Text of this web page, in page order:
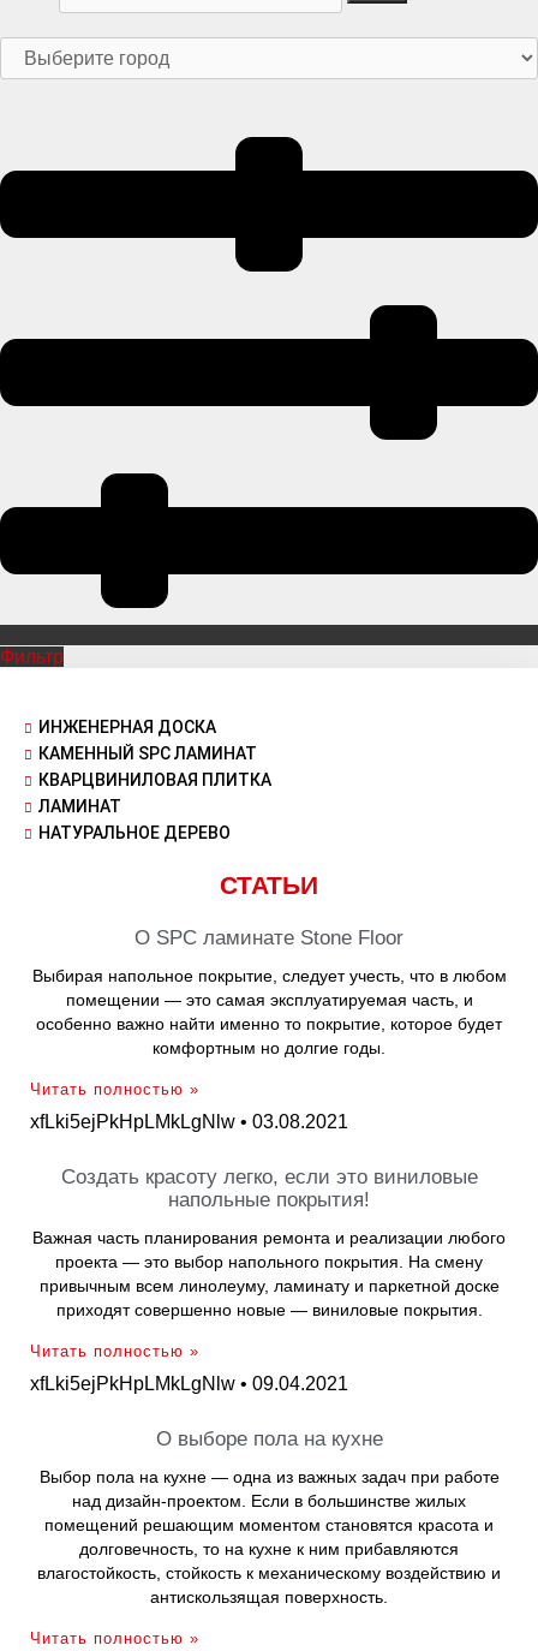
Фильтр
ИНЖЕНЕРНАЯ ДОСКА
КАМЕННЫЙ SPC ЛАМИНАТ
КВАРЦВИНИЛОВАЯ ПЛИТКА
ЛАМИНАТ
НАТУРАЛЬНОЕ ДЕРЕВО
СТАТЬИ
О SPC ламинате Stone Floor
Выбирая напольное покрытие, следует учесть, что в любом
помещении — это самая эксплуатируемая часть, и
особенно важно найти именно то покрытие, которое будет
комфортным но долгие годы.
Читать полностью »
xfLki5ejPkHpLMkLgNlw 03.08.2021
Создать красоту легко, если это виниловые
напольные покрытия!
Важная часть планирования ремонта и реализации любого
проекта — это выбор напольного покрытия. На смену
привычным всем линолеуму, ламинату и паркетной доске
приходят совершенно новые — виниловые покрытия.
Читать полностью »
xfLki5ejPkHpLMkLgNlw 09.04.2021
О выборе пола на кухне
Выбор пола на кухне — одна из важных задач при работе
над дизайн-проектом. Если в большинстве жилых
помещений решающим моментом становятся красота и
долговечность, то на кухне к ним прибавляются
влагостойкость, стойкость к механическому воздействию и
антискользящая поверхность.
Читать полностью »